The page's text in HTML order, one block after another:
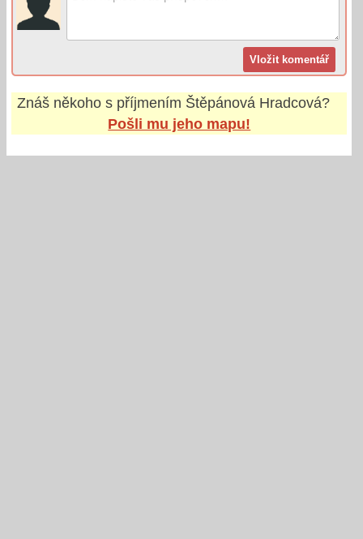
Znáš někoho s příjmením Štěpánová Hradcová?
Pošli mu jeho mapu!